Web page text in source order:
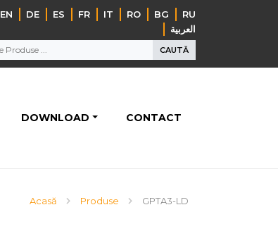
EN DE ES FR IT RO BG
RU
‏العربية‏
CAUTĂ
DOWNLOAD CONTACT
Acasă Produse GPTA3-LD